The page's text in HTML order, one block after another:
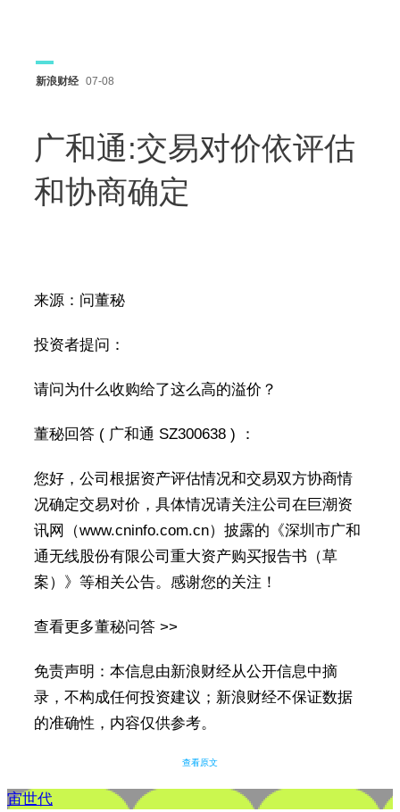
新浪财经 07-08
广和通:交易对价依评估
和协商确定
来源：问董秘
投资者提问：
请问为什么收购给了这么高的溢价？
董秘回答 ( 广和通 SZ300638 ) ：
您好，公司根据资产评估情况和交易双方协商情
况确定交易对价，具体情况请关注公司在巨潮资
讯网（www.cninfo.com.cn）披露的《深圳市广和
通无线股份有限公司重大资产购买报告书（草
案）》等相关公告。感谢您的关注！
查看更多董秘问答 >>
免责声明：本信息由新浪财经从公开信息中摘
录，不构成任何投资建议；新浪财经不保证数据
的准确性，内容仅供参考。
查看原文
宙世代